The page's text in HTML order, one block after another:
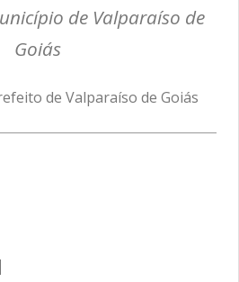
de Valparaíso de
Goiás
de Valparaíso de Goiás